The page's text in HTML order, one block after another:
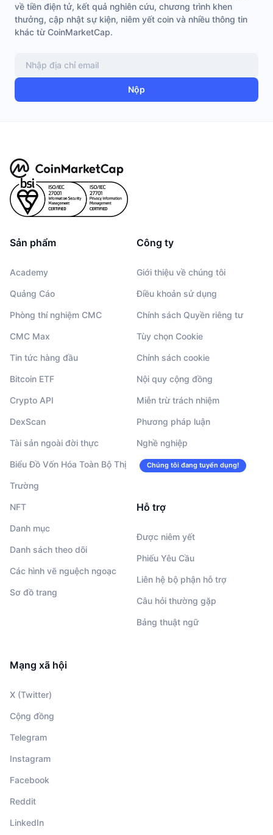
về tiền điện tử, kết quả nghiên cứu, chương trình khen
thưởng, cập nhật sự kiện, niêm yết coin và nhiều thông tin
khác từ CoinMarketCap.
Nộp
Sản phẩm
Academy
Quảng Cáo
Phòng thí nghiệm CMC
CMC Max
Tin tức hàng đầu
Bitcoin ETF
Crypto API
DexScan
Tài sản ngoài đời thực
Biểu Đồ Vốn Hóa Toàn Bộ Thị
Trường
NFT
Danh mục
Danh sách theo dõi
Các hình vẽ nguệch ngoạc
Sơ đồ trang
Công ty
Giới thiệu về chúng tôi
Điều khoản sử dụng
Chính sách Quyền riêng tư
Tùy chọn Cookie
Chính sách cookie
Nội quy cộng đồng
Miễn trừ trách nhiệm
Phương pháp luận
Nghề nghiệp
Chúng tôi đang tuyển dụng!
Hỗ trợ
Được niêm yết
Phiếu Yêu Cầu
Liên hệ bộ phận hỗ trợ
Câu hỏi thường gặp
Bảng thuật ngữ
Mạng xã hội
X (Twitter)
Cộng đồng
Telegram
Instagram
Facebook
Reddit
LinkedIn